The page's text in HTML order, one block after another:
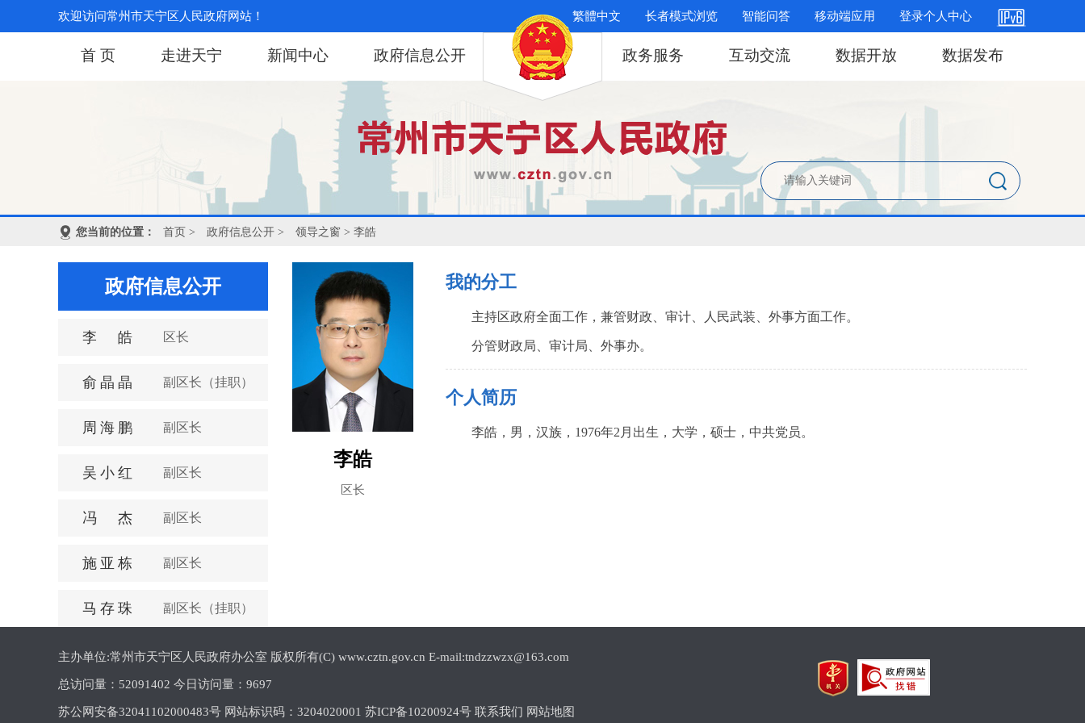
欢迎访问常州市天宁区人民政府网站！ 繁體中文 长者模式浏览 智能问答 移动端应用 登录个人中心
首 页 走进天宁 新闻中心 政府信息公开 政务服务 互动交流 数据开放 数据发布
您当前的位置： 首页 > 政府信息公开 > 领导之窗 > 李皓
政府信息公开
李皓 区长
俞晶晶 副区长（挂职）
周海鹏 副区长
吴小红 副区长
冯杰 副区长
施亚栋 副区长
马存珠 副区长（挂职）
李皓
区长
我的分工
主持区政府全面工作，兼管财政、审计、人民武装、外事方面工作。
分管财政局、审计局、外事办。
个人简历
李皓，男，汉族，1976年2月出生，大学，硕士，中共党员。
主办单位:常州市天宁区人民政府办公室 版权所有(C) www.cztn.gov.cn E-mail:tndzzwzx@163.com
总访问量： 52091402 今日访问量： 9697
苏公网安备32041102000483号 网站标识码：3204020001 苏ICP备10200924号 联系我们 网站地图